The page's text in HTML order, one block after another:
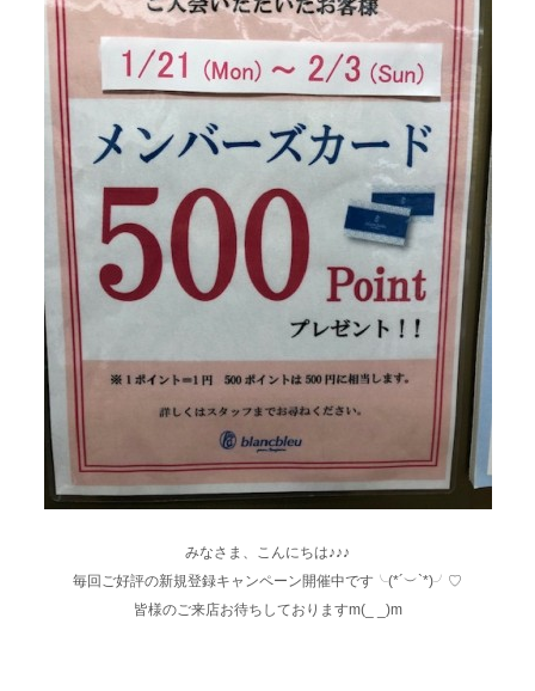
みなさま、こんにちは♪♪♪
毎回ご好評の新規登録キャンペーン開催中です╰(*´︶`*)╯♡
皆様のご来店お待ちしておりますm(_ _)m